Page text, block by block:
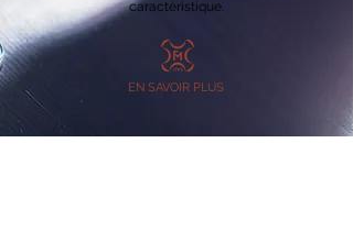
Nous bénéficions de terroirs d’exception et nous
nous attachons à en livrer le meilleur et le plus
caractéristique.